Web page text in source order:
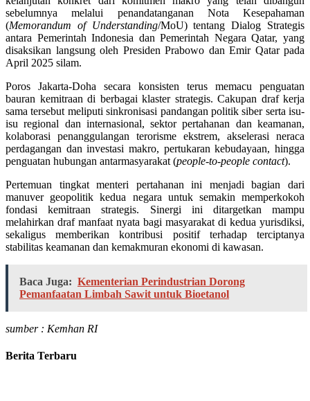
sebelumnya melalui penandatanganan Nota Kesepahaman
(Memorandum of Understanding/MoU) tentang Dialog Strategis
antara Pemerintah Indonesia dan Pemerintah Negara Qatar, yang
disaksikan langsung oleh Presiden Prabowo dan Emir Qatar pada
April 2025 silam.
Poros Jakarta-Doha secara konsisten terus memacu penguatan
bauran kemitraan di berbagai klaster strategis. Cakupan draf kerja
sama tersebut meliputi sinkronisasi pandangan politik siber serta isu-
isu regional dan internasional, sektor pertahanan dan keamanan,
kolaborasi penanggulangan terorisme ekstrem, akselerasi neraca
perdagangan dan investasi makro, pertukaran kebudayaan, hingga
penguatan hubungan antarmasyarakat (people-to-people contact).
Pertemuan tingkat menteri pertahanan ini menjadi bagian dari
manuver geopolitik kedua negara untuk semakin memperkokoh
fondasi kemitraan strategis. Sinergi ini ditargetkan mampu
melahirkan draf manfaat nyata bagi masyarakat di kedua yurisdiksi,
sekaligus memberikan kontribusi positif terhadap terciptanya
stabilitas keamanan dan kemakmuran ekonomi di kawasan.
Baca Juga: Kementerian Perindustrian Dorong
Pemanfaatan Limbah Sawit untuk Bioetanol
sumber : Kemhan RI
Berita Terbaru